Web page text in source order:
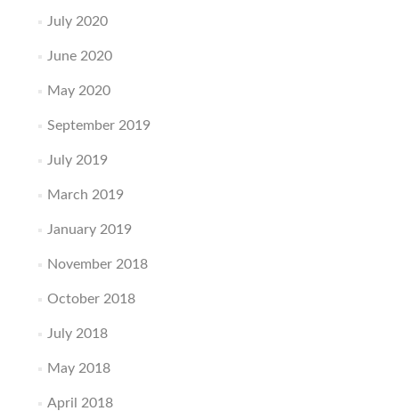
July 2020
June 2020
May 2020
September 2019
July 2019
March 2019
January 2019
November 2018
October 2018
July 2018
May 2018
April 2018